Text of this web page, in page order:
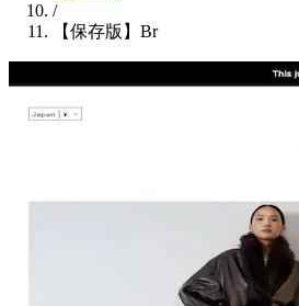
/
【保存版】Br